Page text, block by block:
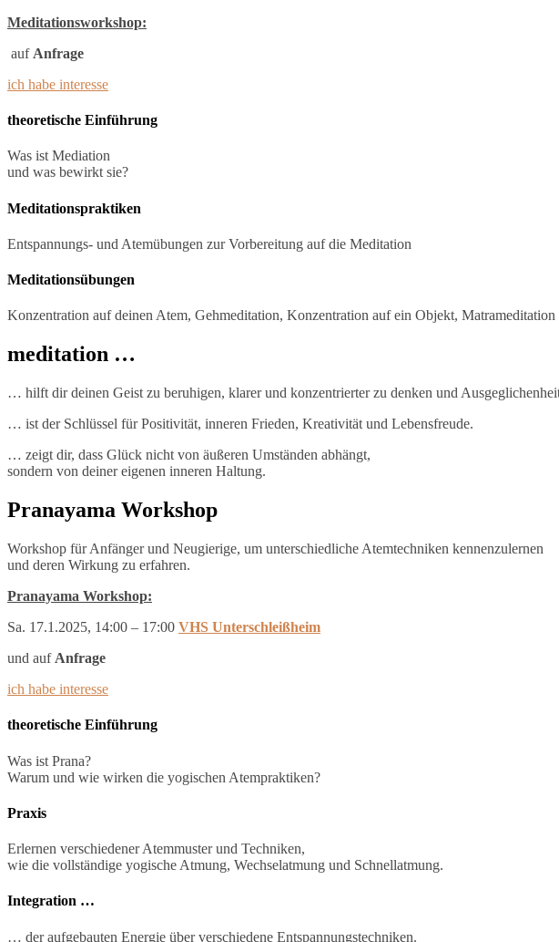
Meditationsworkshop:
auf Anfrage
ich habe interesse
theoretische Einführung
Was ist Mediation
und was bewirkt sie?
Meditationspraktiken
Entspannungs- und Atemübungen zur Vorbereitung auf die Meditation
Meditationsübungen
Konzentration auf deinen Atem, Gehmeditation, Konzentration auf ein Objekt, Matrameditation
meditation …
… hilft dir deinen Geist zu beruhigen, klarer und konzentrierter zu denken und
… ist der Schlüssel für Positivität, inneren Frieden, Kreativität und Lebensfreude.
… zeigt dir, dass Glück nicht von äußeren Umständen abhängt,
sondern von deiner eigenen inneren Haltung.
Pranayama Workshop
Workshop für Anfänger und Neugierige, um unterschiedliche Atemtechniken kennenzulernen
und deren Wirkung zu erfahren.
Pranayama Workshop:
Sa. 17.1.2025, 14:00 – 17:00 VHS Unterschleißheim
und auf Anfrage
ich habe interesse
theoretische Einführung
Was ist Prana?
Warum und wie wirken die yogischen Atempraktiken?
Praxis
Erlernen verschiedener Atemmuster und Techniken,
wie die vollständige yogische Atmung, Wechselatmung und Schnellatmung.
Integration …
… der aufgebauten Energie über verschiedene Entspannungstechniken.